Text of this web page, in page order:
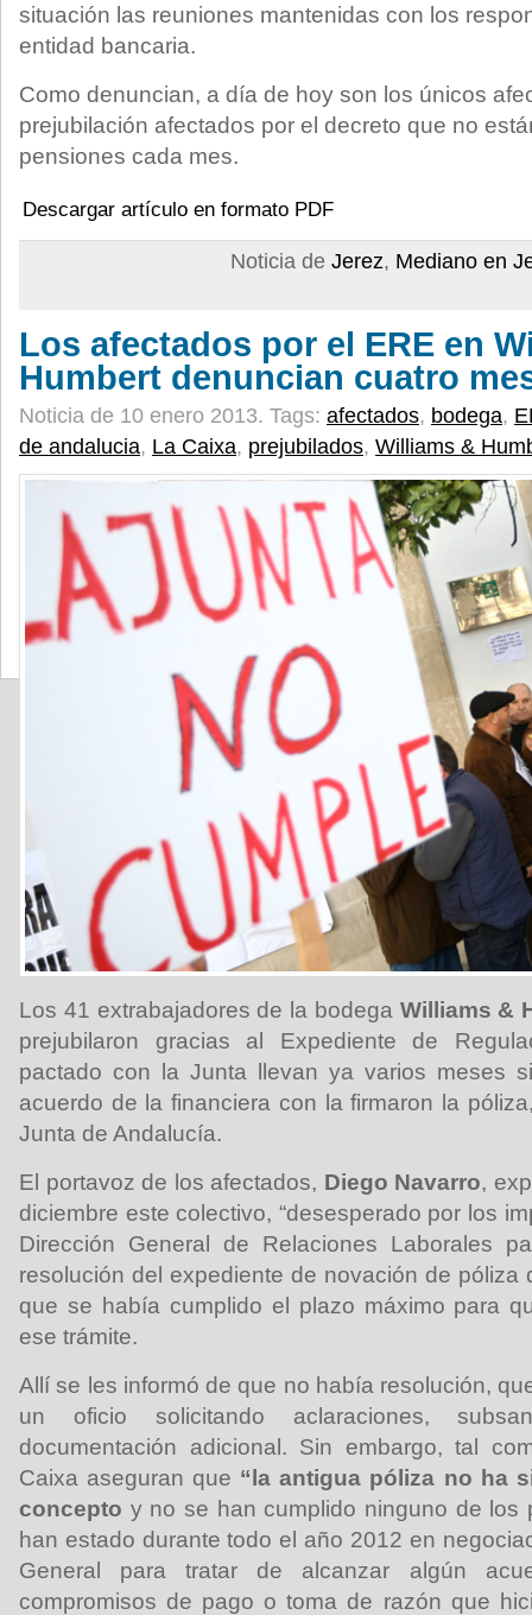
situación las reuniones mantenidas con los
entidad bancaria.
Como denuncian, a día de hoy son los únicos
prejubilación afectados por el decreto que no
pensiones cada mes.
Descargar artículo en formato PDF
Noticia de Jerez, Mediano en
Los afectados por el ERE en
Humbert denuncian cuatro
Noticia de 10 enero 2013. Tags: afectados, bodega,
de andalucia, La Caixa, prejubilados, Williams &
Los 41 extrabajadores de la bodega Williams &
prejubilaron gracias al Expediente de
pactado con la Junta llevan ya varios meses
acuerdo de la financiera con la firmaron la
Junta de Andalucía.
El portavoz de los afectados, Diego Navarro,
diciembre este colectivo, “desesperado por los
Dirección General de Relaciones Laborales
resolución del expediente de novación de póliza
que se había cumplido el plazo máximo para
ese trámite.
Allí se les informó de que no había resolución,
un oficio solicitando aclaraciones,
documentación adicional. Sin embargo, tal
Caixa aseguran que “la antigua póliza no ha
concepto y no se han cumplido ninguno de los
han estado durante todo el año 2012 en
General para tratar de alcanzar algún
compromisos de pago o toma de razón que